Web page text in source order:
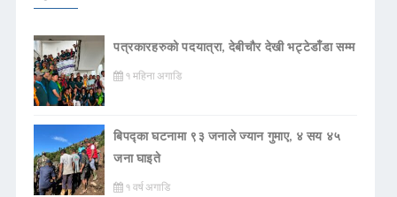
पत्रकारहरुको पदयात्रा, देबीचौर देखी भट्टेडाँडा सम्म
१ महिना अगाडि
बिपद्का घटनामा ९३ जनाले ज्यान गुमाए, ४ सय ४५
जना घाइते
१ वर्ष अगाडि